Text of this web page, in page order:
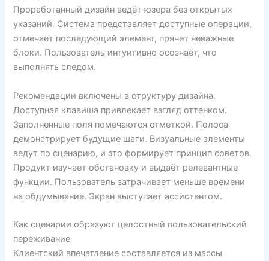
Проработанный дизайн ведёт юзера без открытых
указаний. Система представляет доступные операции,
отмечает последующий элемент, прячет неважные
блоки. Пользователь интуитивно осознаёт, что
выполнять следом.
Рекомендации включены в структуру дизайна.
Доступная клавиша привлекает взгляд оттенком.
Заполненные поля помечаются отметкой. Полоса
демонстрирует будущие шаги. Визуальные элементы
ведут по сценарию, и это формирует принцип советов.
Продукт изучает обстановку и выдаёт релевантные
функции. Пользователь затрачивает меньше времени
на обдумывание. Экран выступает ассистентом.
Как сценарии образуют целостный пользовательский
переживание
Клиентский впечатление составляется из массы